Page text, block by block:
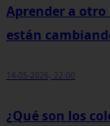
Aprender a otro
están
14-05-2026, 22:00
¿Qué son los